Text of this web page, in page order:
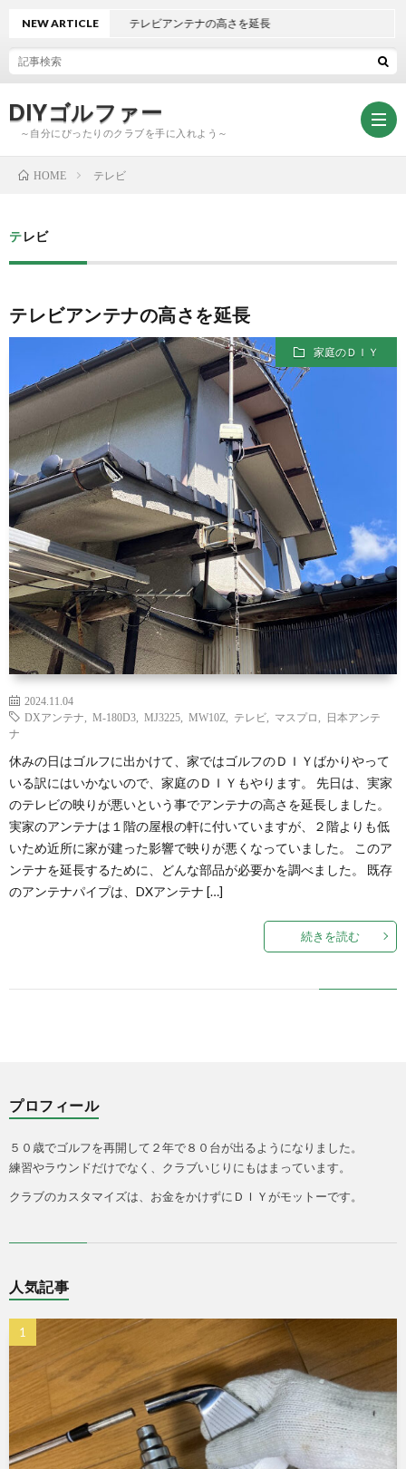
DIYゴルファー
～自分にぴったりのクラブを手に入れよう～
ッ
ク
ブ
ィ
ン
グ
グ
ン
ド
ク
ラ
ブ・
セ
テ
ィ
用
家
庭
の
Ｄ
Ｉ
Ｙ
人
工
知
能
に
つ
NEW ARTICLE テレビアンテナの高さを延長
HOME テレビ
テレビ
テレビアンテナの高さを延長
家庭のＤＩＹ
2024.11.04
DXアンテナ
M-180D3 MJ3225 MW10Z テレビ マスプロ
日本アンテ
ナ
休みの日はゴルフに出かけて、家ではゴルフのＤＩＹばかりやって
いる訳にはいかないので、家庭のＤＩＹもやります。 先日は、実家
のテレビの映りが悪いという事でアンテナの高さを延長しました。
実家のアンテナは１階の屋根の軒に付いていますが、２階よりも低
いため近所に家が建った影響で映りが悪くなっていました。 このア
ンテナを延長するために、どんな部品が必要かを調べました。 既存
のアンテナパイプは、DXアンテナ […]
続きを読む
プロフィール
５０歳でゴルフを再開して２年で８０台が出るようになりました。
練習やラウンドだけでなく、クラブいじりにもはまっています。
クラブのカスタマイズは、お金をかけずにＤＩＹがモットーです。
人気記事